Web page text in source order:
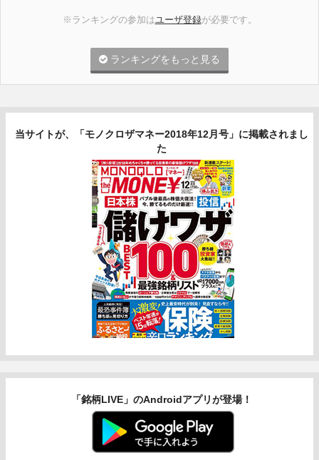
※ランキングの参加はユーザ登録が必要です。
ランキングをもっと見る
当サイトが、「モノクロザマネー2018年12月号」に掲載されまし
た
「銘柄LIVE」のAndroidアプリが登場！